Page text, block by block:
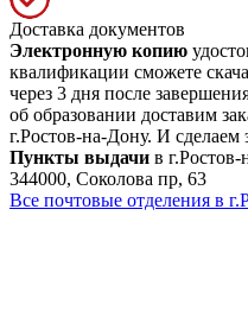
Доставка документов
Электронную копию
квалификации сможете
через 3 дня после
об образовании доставим
г.Ростов-на-Дону. И сделаем
Пункты выдачи в
344000, Соколова пр, 63
Все почтовые отделения в